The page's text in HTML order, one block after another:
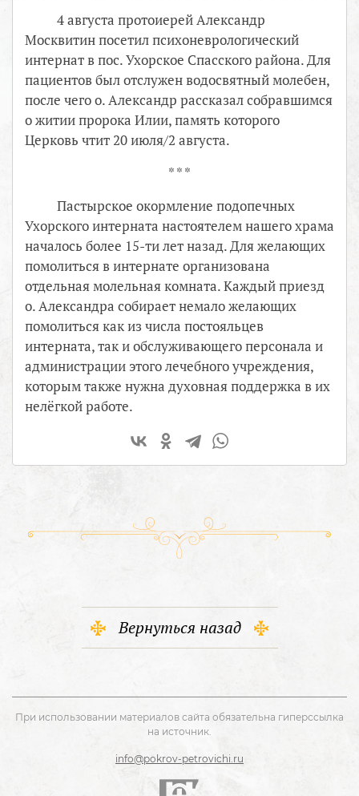
4 августа протоиерей Александр
Москвитин посетил психоневрологический
интернат в пос. Ухорское Спасского района. Для
пациентов был отслужен водосвятный молебен,
после чего о. Александр рассказал собравшимся
о житии пророка Илии, память которого
Церковь чтит 20 июля/2 августа.
* * *
Пастырское окормление подопечных
Ухорского интерната настоятелем нашего храма
началось более 15-ти лет назад. Для желающих
помолиться в интернате организована
отдельная молельная комната. Каждый приезд
о. Александра собирает немало желающих
помолиться как из числа постояльцев
интерната, так и обслуживающего персонала и
администрации этого лечебного учреждения,
которым также нужна духовная поддержка в их
нелёгкой работе.
Вернуться назад
При использовании материалов сайта обязательна гиперссылка
на источник.
info@pokrov-petrovichi.ru